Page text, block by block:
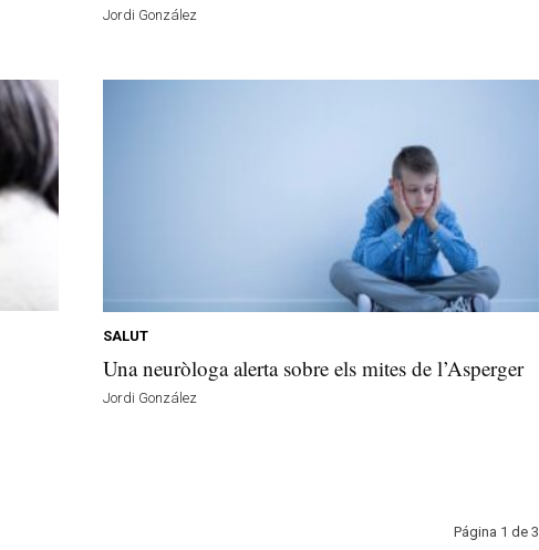
Jordi González
SALUT
Una neuròloga alerta sobre els mites de l’Asperger
Jordi González
Página 1 de 3